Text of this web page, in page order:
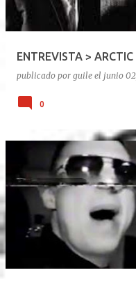
ENTREVISTA >
publicado por guile el junio
0